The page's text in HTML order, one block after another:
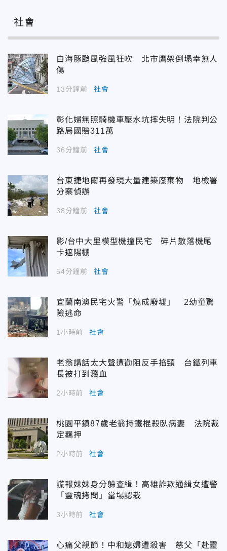
社會
白海豚颱風強風狂吹 北市鷹架倒塌幸無人
傷
13分鐘前 社會
彰化婦無照騎機車壓水坑摔失明！法院判公
路局國賠311萬
36分鐘前 社會
台東捷地爾再發現大量建築廢棄物 地檢署
分案偵辦
38分鐘前 社會
影/台中大里模型機撞民宅 碎片散落機尾
卡遮陽棚
54分鐘前 社會
宜蘭南澳民宅火警「燒成廢墟」 2幼童驚
險逃命
1小時前 社會
老翁講話太大聲遭勸阻反手掐頸 台鐵列車
長被打到濺血
2小時前 社會
桃園平鎮87歲老翁持鐵棍殺臥病妻 法院裁
定羈押
2小時前 社會
謊報妹妹身分躲查緝！高雄詐欺通緝女遭警
「靈魂拷問」當場認栽
3小時前 社會
心痛父親節！中和媳婦遭殺害 慈父「赴靈